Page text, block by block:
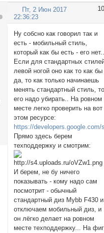
10
Пт, 2 Июн 2017
22:36:23
Ну собсно как говорил так и
есть - мобильный стиль,
который как бы есть - его
Если для стандартных
левой ногой оно как то как бы
да, то как только начинаешь
менять стандартный стиль,
его надо убирать.. На ровном
месте легко проверить на вот
этом ресурсе:
https://
Прямо здесь берем
техподдержку и смотрим:
И берем, не бу ничего
показывать - кому надо сам
посмотрит - обычный
стандартный диз Mybb F430 и
отключаем мобильный диз, и
он лёгко делает на ровном
месте техподдержку... На